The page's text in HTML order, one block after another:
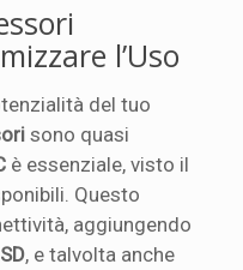
l’Uso
del tuo
sono quasi
è essenziale, visto il
Questo
aggiungendo
SD, e talvolta anche